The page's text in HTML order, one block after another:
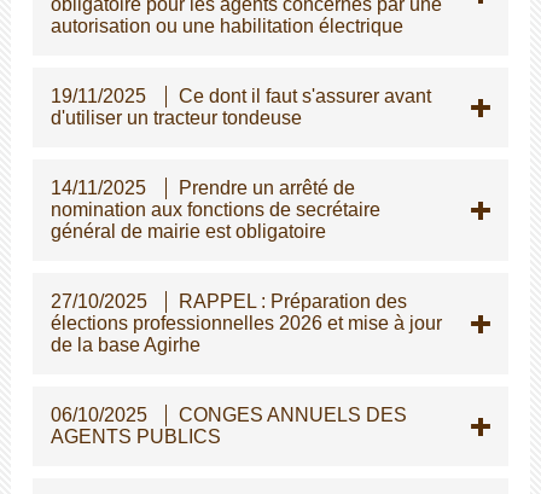
obligatoire pour les agents concernés par une
autorisation ou une habilitation électrique
19/11/2025
Ce dont il faut s'assurer avant
d'utiliser un tracteur tondeuse
14/11/2025
Prendre un arrêté de
nomination aux fonctions de secrétaire
général de mairie est obligatoire
27/10/2025
RAPPEL : Préparation des
élections professionnelles 2026 et mise à jour
de la base Agirhe
06/10/2025
CONGES ANNUELS DES
AGENTS PUBLICS